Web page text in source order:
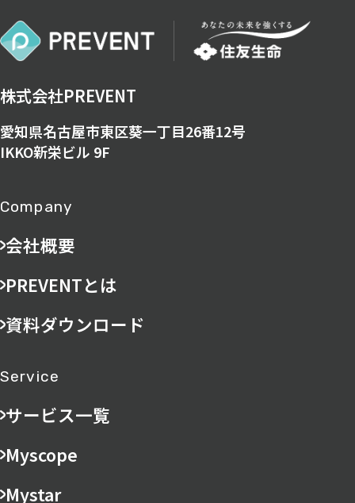
株式会社PREVENT
愛知県名古屋市東区葵一丁目26番12号
IKKO新栄ビル 9F
Company
会社概要
PREVENTとは
資料ダウンロード
Service
サービス一覧
Myscope
Mystar